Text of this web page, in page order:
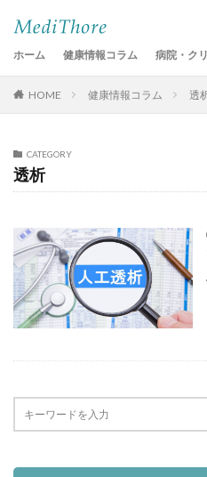
ホーム 健康情報コラム 病院・ク
HOME 健康情報コラム 透
CATEGORY
透析